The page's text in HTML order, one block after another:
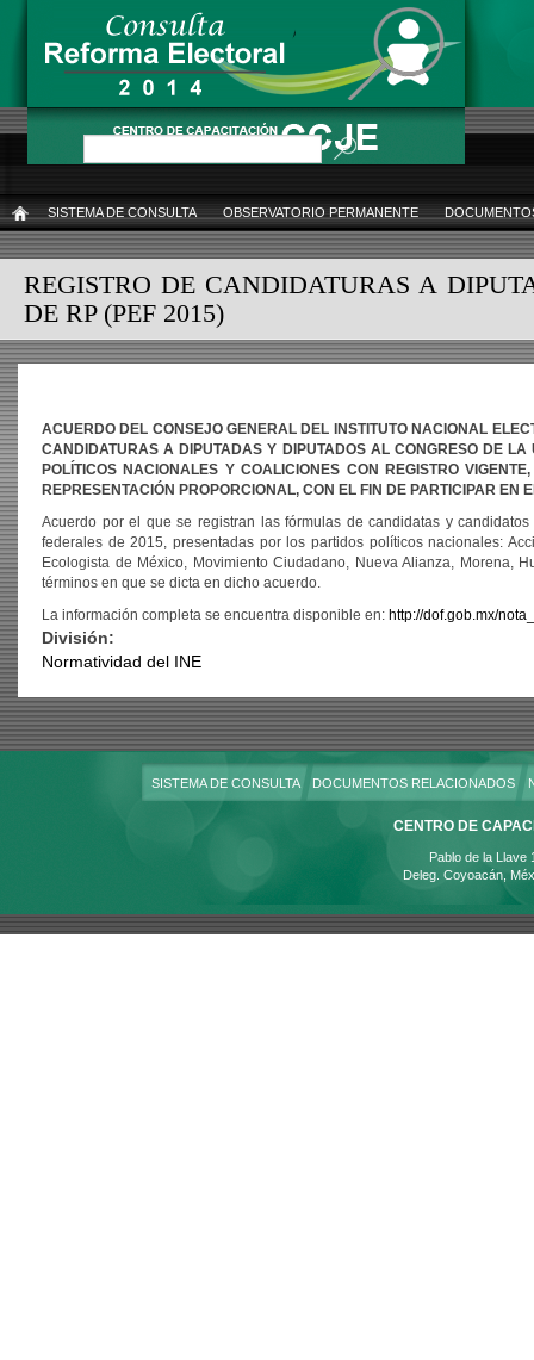
contenido
SISTEMA DE CONSULTA OBSERVATORIO PERMANENTE
REGISTRO DE CANDIDATURAS A
DE RP (PEF 2015)
ACUERDO DEL CONSEJO GENERAL DEL INSTITUTO NACIONAL
CANDIDATURAS A DIPUTADAS Y DIPUTADOS AL CONGRESO DE
POLÍTICOS NACIONALES Y COALICIONES CON REGISTRO
REPRESENTACIÓN PROPORCIONAL, CON EL FIN DE PARTICIPAR
Acuerdo por el que se registran las fórmulas de candidatas y
federales de 2015, presentadas por los partidos políticos nacionales:
Ecologista de México, Movimiento Ciudadano, Nueva Alianza, Morena,
términos en que se dicta en dicho acuerdo.
La información completa se encuentra disponible en: http://dof.gob.mx/
División:
Normatividad del INE
SISTEMA DE CONSULTA DOCUMENTOS RELACIONADOS
CENTRO DE
Pablo de la Llave
Deleg. Coyoacán,